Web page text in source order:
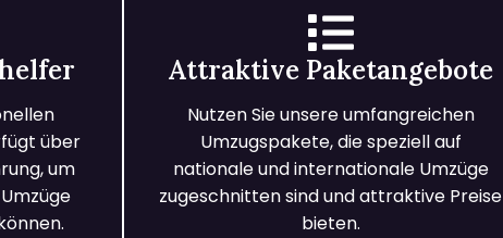
über
um
Attraktive Paketangebote
Nutzen Sie unsere umfangreichen
Umzugspakete, die speziell auf
nationale und internationale Umzüge
zugeschnitten sind und attraktive Preise
bieten.